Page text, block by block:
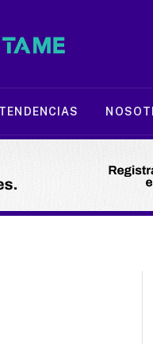
TENDENCIAS